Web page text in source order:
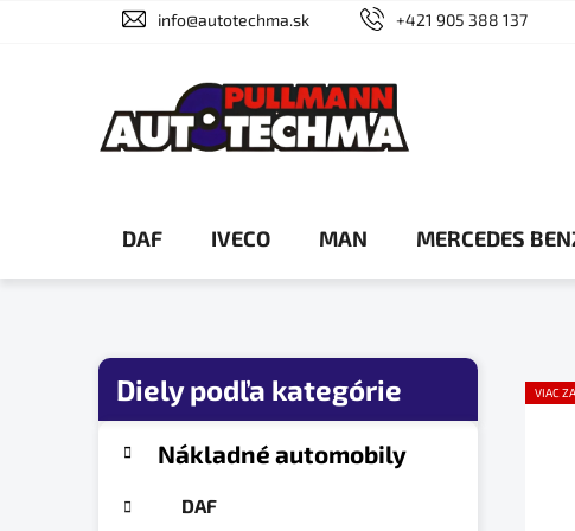
info@autotechma.sk +421 905 388 137
DAF IVECO MAN MERCEDES
B
kategórieNákladné automobily
DAF
VIAC